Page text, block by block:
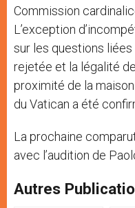
Commission
L’exception
sur les questions
rejetée et la légalité
proximité de la
du Vatican a été
La prochaine
avec l’audition de
Autres